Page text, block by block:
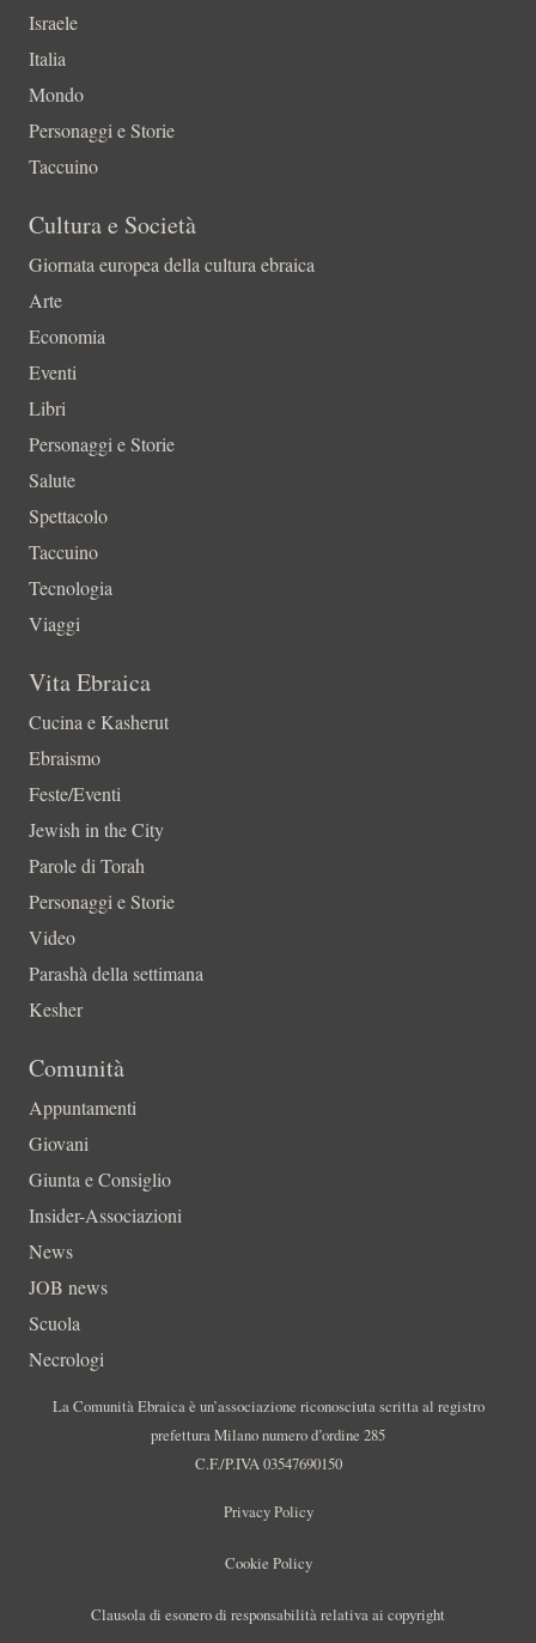
Israele
Italia
Mondo
Personaggi e Storie
Taccuino
Cultura e Società
Giornata europea della cultura ebraica
Arte
Economia
Eventi
Libri
Personaggi e Storie
Salute
Spettacolo
Taccuino
Tecnologia
Viaggi
Vita Ebraica
Cucina e Kasherut
Ebraismo
Feste/Eventi
Jewish in the City
Parole di Torah
Personaggi e Storie
Video
Parashà della settimana
Kesher
Comunità
Appuntamenti
Giovani
Giunta e Consiglio
Insider-Associazioni
News
JOB news
Scuola
Necrologi
La Comunità Ebraica è un’associazione riconosciuta scritta al registro
prefettura Milano numero d’ordine 285
C.F./P.IVA 03547690150
Privacy Policy
Cookie Policy
Clausola di esonero di responsabilità relativa ai copyright